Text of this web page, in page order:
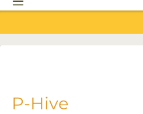
P-Hive